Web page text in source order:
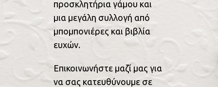
προσκλητήρια γάμου και
μια μεγάλη συλλογή από
μπομπονιέρες και βιβλία
ευχών.
Επικοινωνήστε μαζί μας για
να σας κατευθύνουμε σε